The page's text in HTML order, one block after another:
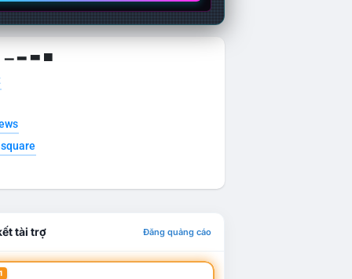
▁ ▂ ▃ ▄
tài trợ Đăng quảng cáo